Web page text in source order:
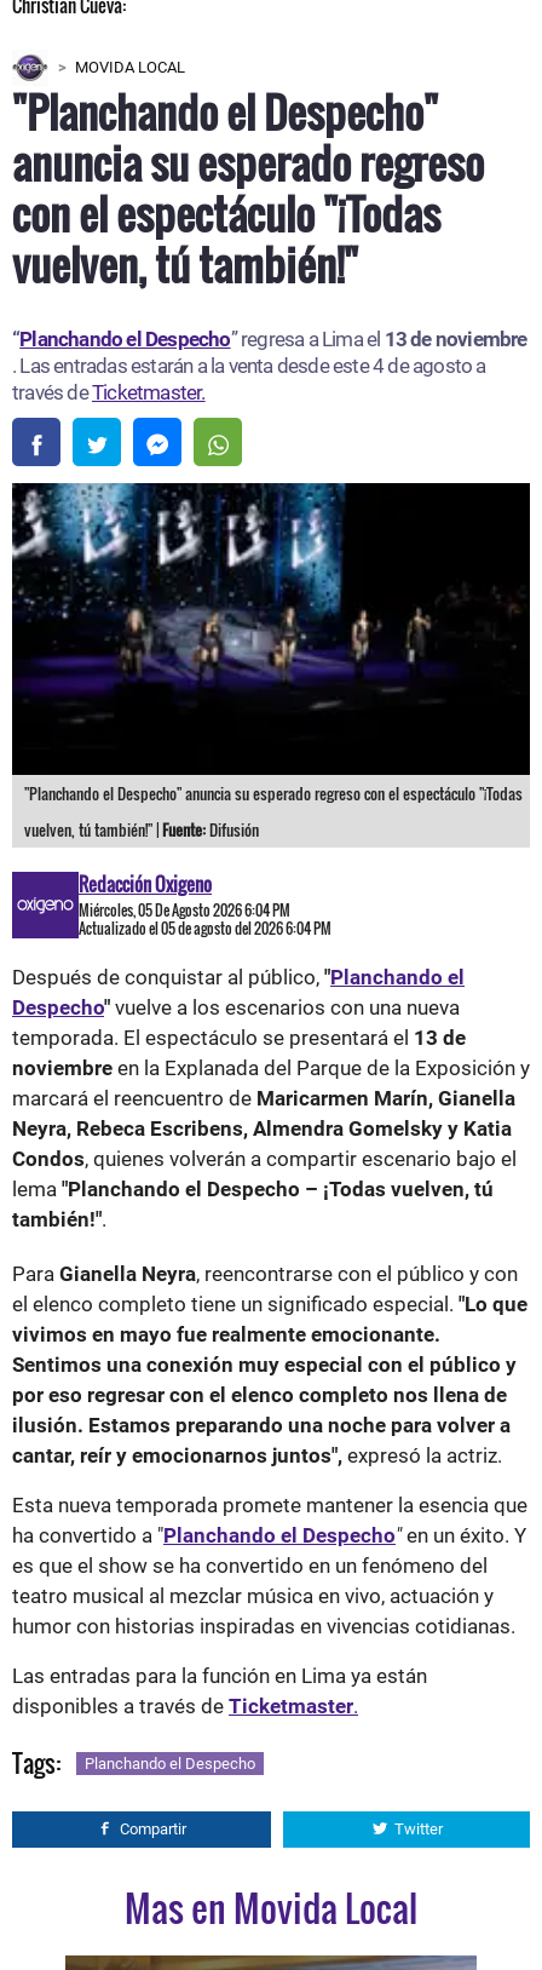
MOVIDA LOCAL
"Planchando el Despecho"
anuncia su esperado regreso
con el espectáculo "¡Todas
vuelven, tú también!"
“Planchando el Despecho” regresa a Lima el 13 de noviembre
. Las entradas estarán a la venta desde este 4 de agosto a
través deTicketmaster.
"Planchando el Despecho" anuncia su esperado regreso con el espectáculo "¡Todas
vuelven, tú también!" |Fuente:Difusión
Redacción Oxigeno
Miércoles, 05 De Agosto 2026 6:04 PM
Actualizado el 05 de agosto del 2026 6:04 PM
Después de conquistar al público, "Planchando el
Despecho" vuelve a los escenarios con una nueva
temporada. El espectáculo se presentará el 13 de
noviembre en la Explanada del Parque de la Exposición y
marcará el reencuentro de Maricarmen Marín, Gianella
Neyra, Rebeca Escribens, Almendra Gomelsky y Katia
Condos, quienes volverán a compartir escenario bajo el
lema "Planchando el Despecho – ¡Todas vuelven, tú
también!".
Para Gianella Neyra, reencontrarse con el público y con
el elenco completo tiene un significado especial. "Lo que
vivimos en mayo fue realmente emocionante.
Sentimos una conexión muy especial con el público y
por eso regresar con el elenco completo nos llena de
ilusión. Estamos preparando una noche para volver a
cantar, reír y emocionarnos juntos", expresó la actriz.
Esta nueva temporada promete mantener la esencia que
ha convertido a "Planchando el Despecho"en un éxito. Y
es que el show se ha convertido en un fenómeno del
teatro musical al mezclar música en vivo, actuación y
humor con historias inspiradas en vivencias cotidianas.
Las entradas para la función en Lima ya están
disponibles a través de Ticketmaster.
Tags: Planchando el Despecho
Compartir Twitter
Mas en Movida Local